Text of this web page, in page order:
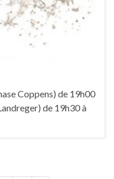
Coppens) de 19h00
de 19h30 à